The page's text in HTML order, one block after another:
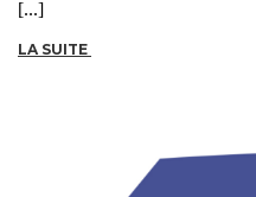
[...]
LA SUITE